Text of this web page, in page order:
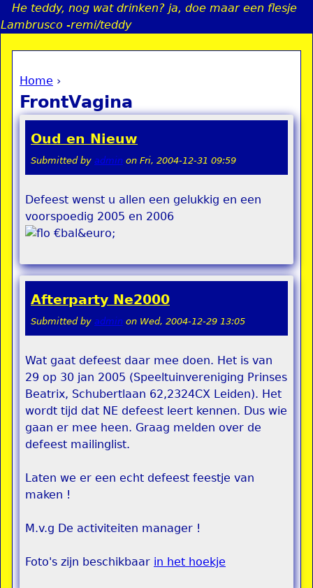
Jump to navigation
He teddy, nog wat drinken? ja, doe maar een flesje
Lambrusco -remi/teddy
You are here
Home ›
FrontVagina
Oud en Nieuw
Submitted by admin on Fri, 2004-12-31 09:59
Defeest wenst u allen een gelukkig en een
voorspoedig 2005 en 2006
€bal&euro;
Afterparty Ne2000
Submitted by admin on Wed, 2004-12-29 13:05
Wat gaat defeest daar mee doen. Het is van
29 op 30 jan 2005 (Speeltuinvereniging Prinses
Beatrix, Schubertlaan 62,2324CX Leiden). Het
wordt tijd dat NE defeest leert kennen. Dus wie
gaan er mee heen. Graag melden over de
defeest mailinglist.
Laten we er een echt defeest feestje van
maken !
M.v.g De activiteiten manager !
Foto's zijn beschikbaar in het hoekje